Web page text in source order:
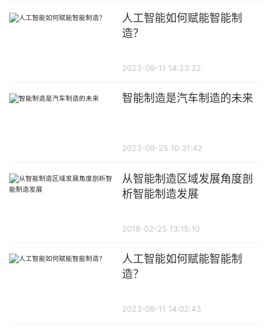
人工智能如何赋能智能制
造？
2023-09-11 14:23:22
智能制造是汽车制造的未来
2023-09-25 10:31:42
从智能制造区域发展角度剖
析智能制造发展
2018-02-25 13:15:10
人工智能如何赋能智能制
造？
2023-09-11 14:02:43